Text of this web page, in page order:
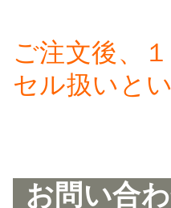
ご注文後、
セル扱いと
お問い合